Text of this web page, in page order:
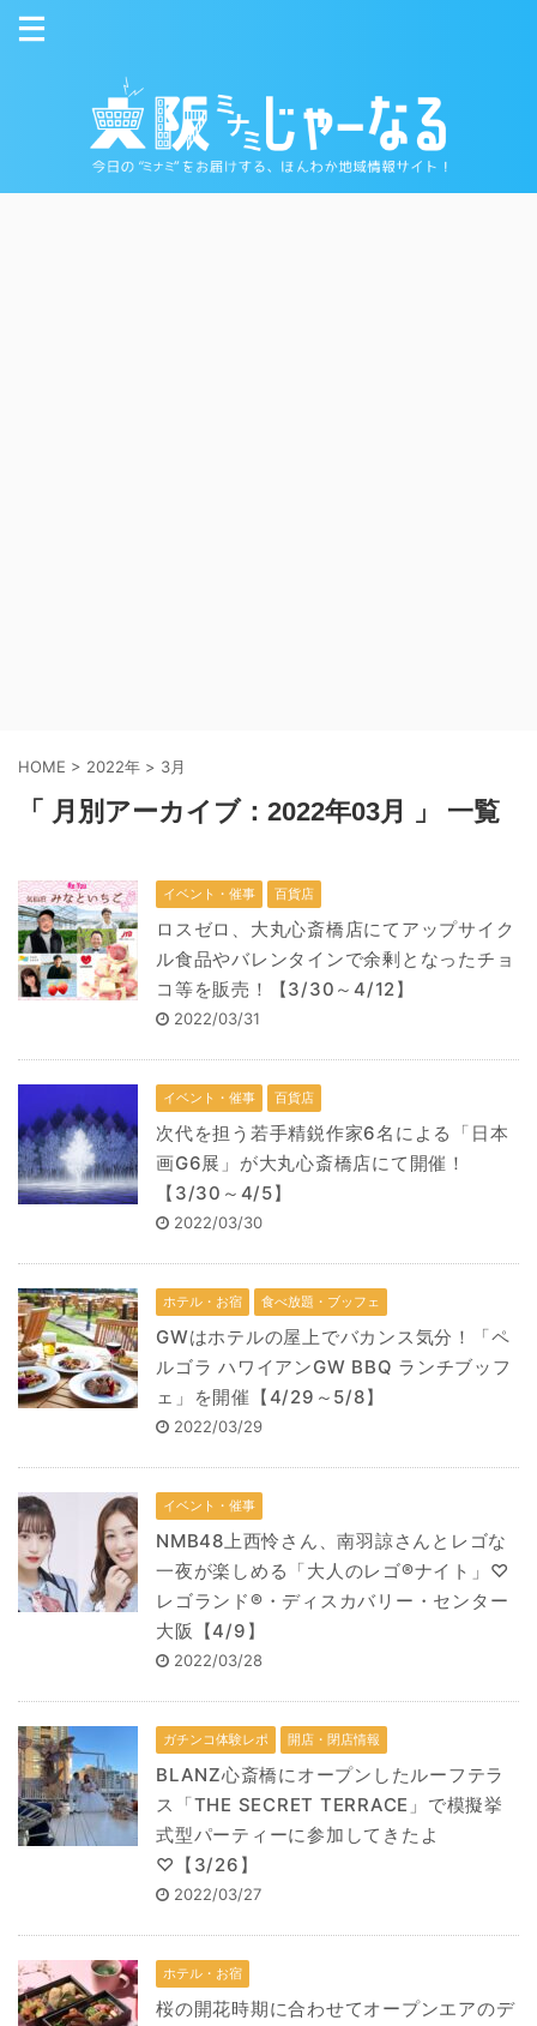
HOME > 2022年 > 3月
「 月別アーカイブ：2022年03月 」 一覧
イベント・催事 百貨店
ロスゼロ、大丸心斎橋店にてアップサイク
ル食品やバレンタインで余剰となったチョ
コ等を販売！【3/30～4/12】
2022/03/31
イベント・催事 百貨店
次代を担う若手精鋭作家6名による「日本
画G6展」が大丸心斎橋店にて開催！
【3/30～4/5】
2022/03/30
ホテル・お宿 食べ放題・ブッフェ
GWはホテルの屋上でバカンス気分！「ペ
ルゴラ ハワイアンGW BBQ ランチブッフ
ェ」を開催【4/29～5/8】
2022/03/29
イベント・催事
NMB48上西怜さん、南羽諒さんとレゴな
一夜が楽しめる「大人のレゴ®ナイト」♡
レゴランド®・ディスカバリー・センター
大阪【4/9】
2022/03/28
ガチンコ体験レポ 開店・閉店情報
BLANZ心斎橋にオープンしたルーフテラ
ス「THE SECRET TERRACE」で模擬挙
式型パーティーに参加してきたよ
♡【3/26】
2022/03/27
ホテル・お宿
桜の開花時期に合わせてオープンエアのデ